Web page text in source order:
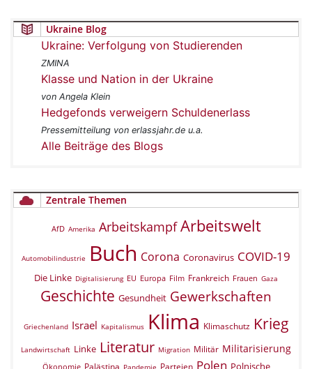
Ukraine Blog
Ukraine: Verfolgung von Studierenden
ZMINA
Klasse und Nation in der Ukraine
von Angela Klein
Hedgefonds verweigern Schuldenerlass
Pressemitteilung von erlassjahr.de u.a.
Alle Beiträge des Blogs
Zentrale Themen
AfD Amerika Arbeitskampf Arbeitswelt
Automobilindustrie Buch Corona Coronavirus COVID-19
Die Linke Digitalisierung EU Europa Film Frankreich Frauen Gaza
Geschichte Gesundheit Gewerkschaften
Griechenland Israel Kapitalismus Klima Klimaschutz Krieg
Landwirtschaft Linke Literatur Migration Militär Militarisierung
Ökonomie Palästina Pandemie Parteien Polen Polnische